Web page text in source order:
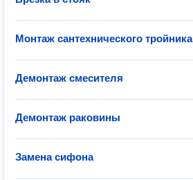
Монтаж сантехнического тройника
Демонтаж смесителя
Демонтаж раковины
Замена сифона